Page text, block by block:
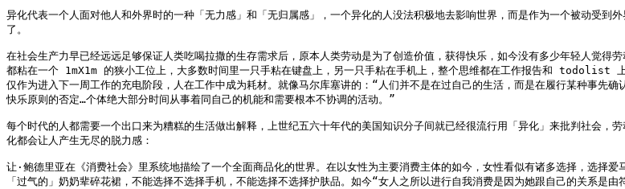
异化代表一个人面对他人和外界时的一种「无力感」和「无归属感」，一个异化的人没法积极地去影响世界，而是作为一个被动受
了。
在社会生产力早已经远远足够保证人类吃喝拉撒的生存需求后，原本人类劳动是为了创造价值，获得快乐，如今没有多少年轻人觉
都粘在一个 1mX1m 的狭小工位上，大多数时间里一只手粘在键盘上，另一只手粘在手机上，整个思维都在工作报告和 todolist
仅作为进入下一周工作的充电阶段，人在工作中成为耗材。就像马尔库塞讲的：“人们并不是在过自己的生活，而是在履行某种事先
快乐原则的否定…个体绝大部分时间从事着同自己的机能和需要根本不协调的活动。”
每个时代的人都需要一个出口来为糟糕的生活做出解释，上世纪五六十年代的美国知识分子间就已经很流行用「异化」来批判社会
化都会让人产生无尽的脱力感：
让·鲍德里亚在《消费社会》里系统地描绘了一个全面商品化的世界。在以女性为主要消费主体的如今，女性看似有诸多选择，选
「过气的」奶奶辈碎花裙，不能选择不选择手机，不能选择不选择护肤品。如今“女人之所以进行自我消费是因为她跟自己的关系是